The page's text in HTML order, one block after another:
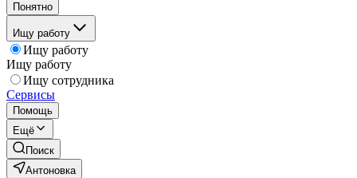
Понятно
Ищу работу
Ищу работу
Ищу работу
Ищу сотрудника
Сервисы
Помощь
Ещё
Поиск
Антоновка